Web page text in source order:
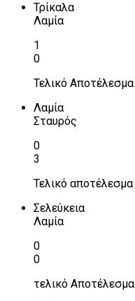
Τρίκαλα
Λαμία
1
0
Τελικό Αποτέλεσμα
Λαμία
Σταυρός
0
3
Τελικό αποτέλεσμα
Σελεύκεια
Λαμία
0
0
τελικό Αποτέλεσμα